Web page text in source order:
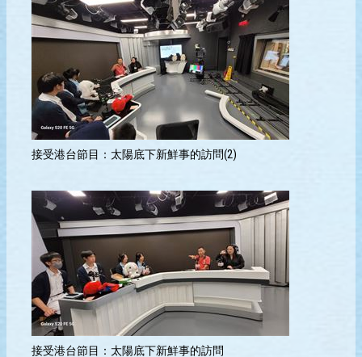
接受港台節目：太陽底下新鮮事的訪問(2)
接受港台節目：太陽底下新鮮事的訪問